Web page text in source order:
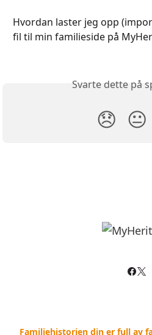
Hvordan laster jeg opp
fil til min familieside på
Svarte dette på
😞 😐
Familiehistorien din er full av